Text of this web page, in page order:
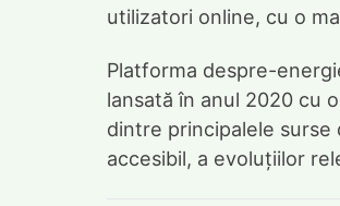
utilizatori online, cu o
Platforma despre-
lansată în anul 2020 cu
dintre principalele surse
accesibil, a evoluțiilor